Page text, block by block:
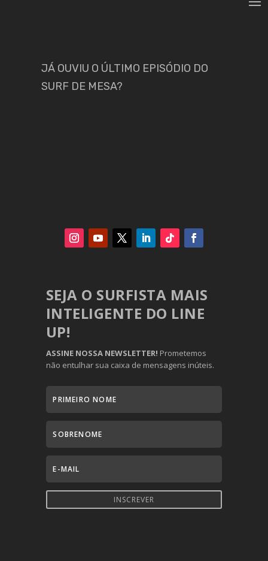
JÁ OUVIU O ÚLTIMO EPISÓDIO DO
SURF DE MESA?
SEJA O SURFISTA MAIS
INTELIGENTE DO LINE
UP!
ASSINE NOSSA NEWSLETTER! Prometemos
não entulhar sua caixa de mensagens inúteis.
INSCREVER